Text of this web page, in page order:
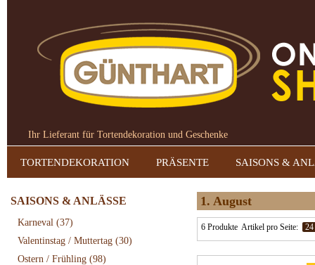
Ihr Lieferant für Tortendekoration und Geschenke
TORTENDEKORATION PRÄSENTE SAISONS &
SAISONS & ANLÄSSE
Karneval (37)
Valentinstag / Muttertag (30)
Ostern / Frühling (98)
1. August
6 Produkte Artikel pro Seite: 24